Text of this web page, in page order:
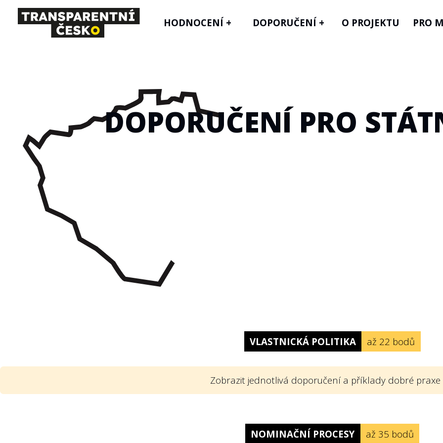
HODNOCENÍ + DOPORUČENÍ + O PROJEKTU PRO
DOPORUČENÍ PRO
VLASTNICKÁ POLITIKA až 22 bodů
Zobrazit jednotlivá doporučení a příklady dobré praxe
schválené státem jako vlastníkem státní firmy, kterými se konkrétním způsobem
NOMINAČNÍ PROCESY až 35 bodů